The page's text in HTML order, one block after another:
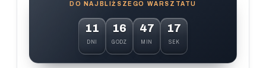
DO NAJBLIŻSZEGO WARSZTATU
11
DNI
16
GODZ
47
MIN
16
SEK